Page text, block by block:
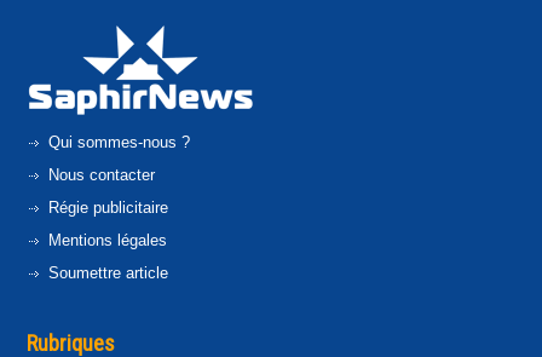
Qui sommes-nous ?
Nous contacter
Régie publicitaire
Mentions légales
Soumettre article
Rubriques